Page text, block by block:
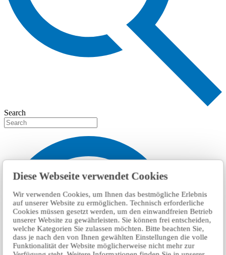
Diese Webseite verwendet Cookies
Wir verwenden Cookies, um Ihnen das bestmögliche Erlebnis
auf unserer Website zu ermöglichen. Technisch erforderliche
Cookies müssen gesetzt werden, um den einwandfreien Betrieb
unserer Website zu gewährleisten. Sie können frei entscheiden,
welche Kategorien Sie zulassen möchten. Bitte beachten Sie,
dass je nach den von Ihnen gewählten Einstellungen die volle
Funktionalität der Website möglicherweise nicht mehr zur
Search